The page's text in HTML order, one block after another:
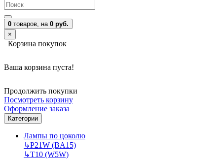
0 товаров, на 0 руб.
×
Корзина покупок
Ваша корзина пуста!
Продолжить покупки
Посмотреть корзину
Оформление заказа
Категории
Лампы по цоколю
↳P21W (BA15)
↳T10 (W5W)